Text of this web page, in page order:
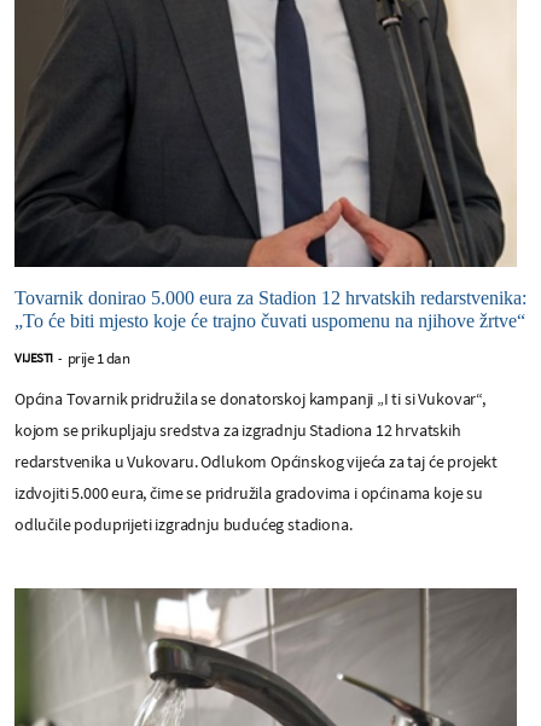
Tovarnik donirao 5.000 eura za Stadion 12 hrvatskih redarstvenika:
„To će biti mjesto koje će trajno čuvati uspomenu na njihove žrtve“
VIJESTI - prije 1 dan
Općina Tovarnik pridružila se donatorskoj kampanji „I ti si Vukovar“,
kojom se prikupljaju sredstva za izgradnju Stadiona 12 hrvatskih
redarstvenika u Vukovaru. Odlukom Općinskog vijeća za taj će projekt
izdvojiti 5.000 eura, čime se pridružila gradovima i općinama koje su
odlučile poduprijeti izgradnju budućeg stadiona.